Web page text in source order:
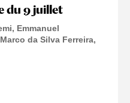
du 9 juillet
Emmanuel
Marco da Silva Ferreira